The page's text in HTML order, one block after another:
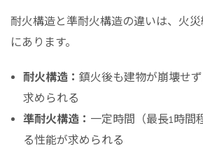
耐火構造と準耐火構造の違いは、火
にあります。
耐火構造： 鎮火後も建物が崩壊せ
求められる
準耐火構造： 一定時間（最長1時間
る性能が求められる